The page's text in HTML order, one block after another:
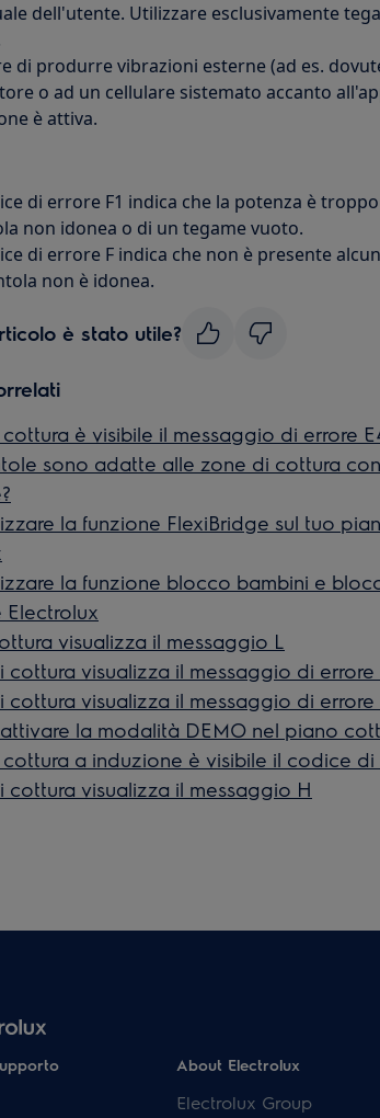
dell'utente. Utilizzare esclusivamente
di produrre vibrazioni esterne (ad es.
o ad un cellulare sistemato accanto
è attiva.
di errore F1 indica che la potenza è
non idonea o di un tegame vuoto.
di errore F indica che non è presente
non è idonea.
è stato utile?
è visibile il messaggio di errore
sono adatte alle zone di cottura
la funzione FlexiBridge sul tuo
la funzione blocco bambini e
Electrolux
visualizza il messaggio L
cottura visualizza il messaggio di errore
cottura visualizza il messaggio di errore
la modalità DEMO nel piano
a induzione è visibile il codice di
cottura visualizza il messaggio H
About Electrolux
Electrolux Group